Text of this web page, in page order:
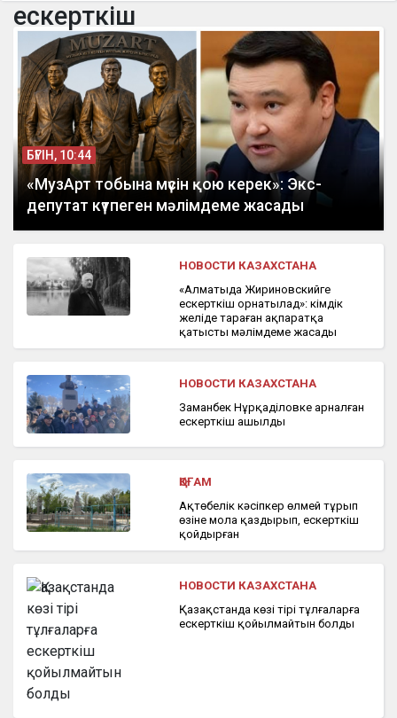
бүгін, 16:00
Доллар еще на 2 тенге снизился
ескерткіш
БҮГІН, 10:44
«МузАрт тобына мүсін қою керек»: Экс-
депутат күтпеген мәлімдеме жасады
НОВОСТИ КАЗАХСТАНА
«Алматыда Жириновскийге
ескерткіш орнатылад»: Әкімдік
желіде тараған ақпаратқа
қатысты мәлімдеме жасады
НОВОСТИ КАЗАХСТАНА
Заманбек Нұрқаділовке арналған
ескерткіш ашылды
ҚОҒАМ
Ақтөбелік кәсіпкер өлмей тұрып
өзіне мола қаздырып, ескерткіш
қойдырған
НОВОСТИ КАЗАХСТАНА
Қазақстанда көзі тірі тұлғаларға
ескерткіш қойылмайтын болды